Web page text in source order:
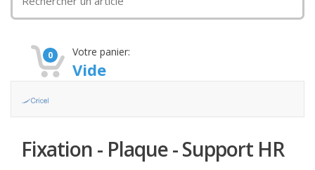
0 Votre panier:
Vide
Fixation - Plaque - Support HR